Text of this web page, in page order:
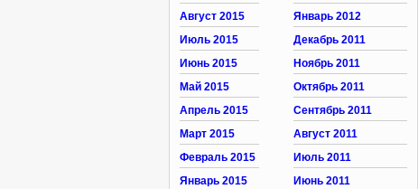
Август 2015
Июль 2015
Июнь 2015
Май 2015
Апрель 2015
Март 2015
Февраль 2015
Январь 2015
Январь 2012
Декабрь 2011
Ноябрь 2011
Октябрь 2011
Сентябрь 2011
Август 2011
Июль 2011
Июнь 2011